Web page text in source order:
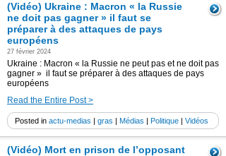
(Vidéo) Ukraine : Macron « la Russie
ne doit pas gagner » il faut se
préparer à des attaques de pays
européens
27 février 2024
Ukraine : Macron « la Russie ne peut pas et ne doit pas
gagner » il faut se préparer à des attaques de pays
européens
Read the Entire Post >
Posted in actu-medias | gras | Médias | Politique | Vidéos
(Vidéo) Mort en prison de l’opposant